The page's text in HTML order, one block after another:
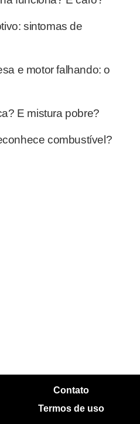
sintomas de
e motor falhando: o
E mistura pobre?
combustível?
Contato
Termos de uso